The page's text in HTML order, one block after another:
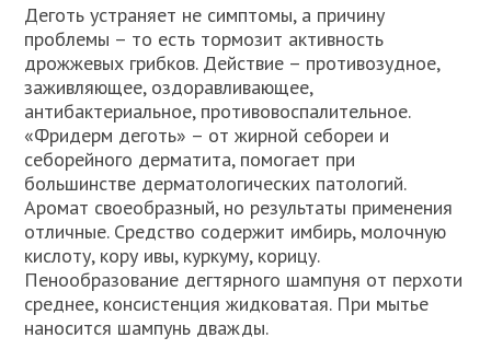
Деготь устраняет не симптомы, а причину
проблемы – то есть тормозит активность
дрожжевых грибков. Действие – противозудное,
заживляющее, оздоравливающее,
антибактериальное, противовоспалительное.
«Фридерм деготь» – от жирной себореи и
себорейного дерматита, помогает при
большинстве дерматологических патологий.
Аромат своеобразный, но результаты применения
отличные. Средство содержит имбирь, молочную
кислоту, кору ивы, куркуму, корицу.
Пенообразование дегтярного шампуня от перхоти
среднее, консистенция жидковатая. При мытье
наносится шампунь дважды.